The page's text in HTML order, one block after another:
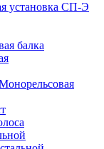
установка СП-Э
балка